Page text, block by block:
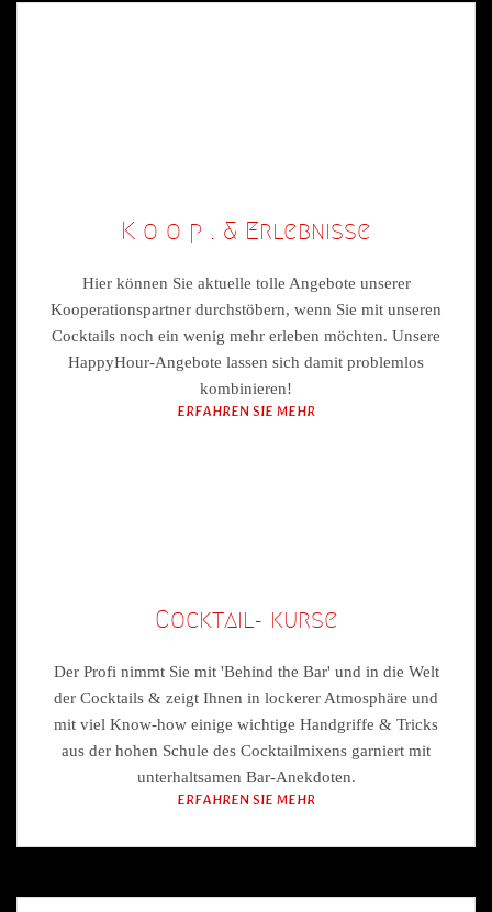
K o o p . & Erlebnisse
Hier können Sie aktuelle tolle Angebote unserer
Kooperationspartner durchstöbern, wenn Sie mit unseren
Cocktails noch ein wenig mehr erleben möchten. Unsere
HappyHour-Angebote lassen sich damit problemlos
kombinieren!
ERFAHREN SIE MEHR
Cocktail- kurse
Der Profi nimmt Sie mit 'Behind the Bar' und in die Welt
der Cocktails & zeigt Ihnen in lockerer Atmosphäre und
mit viel Know-how einige wichtige Handgriffe & Tricks
aus der hohen Schule des Cocktailmixens garniert mit
unterhaltsamen Bar-Anekdoten.
ERFAHREN SIE MEHR